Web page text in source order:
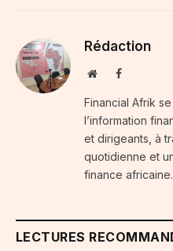
Rédaction
WebsiteFacebook
Financial Afrik
l’information
et dirigeants, à
quotidienne et
finance africaine.
LECTURES